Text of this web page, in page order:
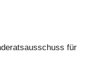
für